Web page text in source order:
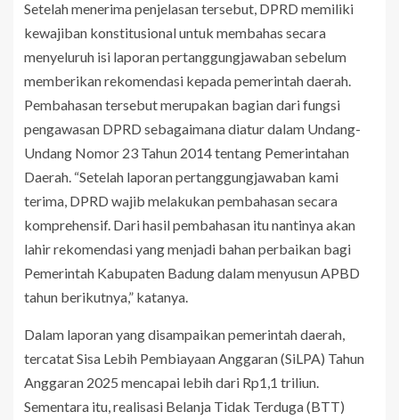
Setelah menerima penjelasan tersebut, DPRD memiliki
kewajiban konstitusional untuk membahas secara
menyeluruh isi laporan pertanggungjawaban sebelum
memberikan rekomendasi kepada pemerintah daerah.
Pembahasan tersebut merupakan bagian dari fungsi
pengawasan DPRD sebagaimana diatur dalam Undang-
Undang Nomor 23 Tahun 2014 tentang Pemerintahan
Daerah. “Setelah laporan pertanggungjawaban kami
terima, DPRD wajib melakukan pembahasan secara
komprehensif. Dari hasil pembahasan itu nantinya akan
lahir rekomendasi yang menjadi bahan perbaikan bagi
Pemerintah Kabupaten Badung dalam menyusun APBD
tahun berikutnya,” katanya.
Dalam laporan yang disampaikan pemerintah daerah,
tercatat Sisa Lebih Pembiayaan Anggaran (SiLPA) Tahun
Anggaran 2025 mencapai lebih dari Rp1,1 triliun.
Sementara itu, realisasi Belanja Tidak Terduga (BTT)